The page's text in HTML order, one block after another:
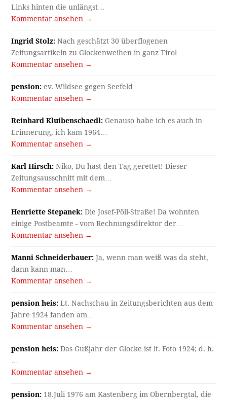
Links hinten die unlängst…
Kommentar ansehen →
Ingrid Stolz: Nach geschätzt 30 überflogenen
Zeitungsartikeln zu Glockenweihen in ganz Tirol…
Kommentar ansehen →
pension: ev. Wildsee gegen Seefeld
Kommentar ansehen →
Reinhard Kluibenschaedl: Genauso habe ich es auch in
Erinnerung, ich kam 1964…
Kommentar ansehen →
Karl Hirsch: Niko, Du hast den Tag gerettet! Dieser
Zeitungsausschnitt mit dem…
Kommentar ansehen →
Henriette Stepanek: Die Josef-Pöll-Straße! Da wohnten
einige Postbeamte - vom Rechnungsdirektor der…
Kommentar ansehen →
Manni Schneiderbauer: Ja, wenn man weiß was da steht,
dann kann man…
Kommentar ansehen →
pension heis: Lt. Nachschau in Zeitungsberichten aus dem
Jahre 1924 fanden am…
Kommentar ansehen →
pension heis: Das Gußjahr der Glocke ist lt. Foto 1924; d. h.
Kommentar ansehen →
pension: 18.Juli 1976 am Kastenberg im Obernbergtal, die